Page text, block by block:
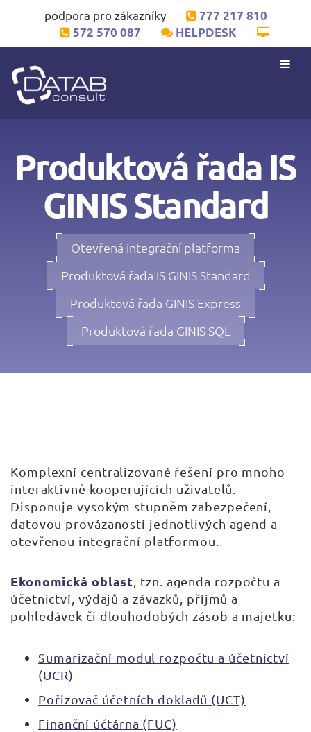
podpora pro zákazníky
777 217 810
572 570 087
HELPDESK
Produktová řada IS
GINIS Standard
Otevřená integrační platforma
Produktová řada IS GINIS Standard
Produktová řada GINIS Express
Produktová řada GINIS SQL
Komplexní centralizované řešení pro mnoho
interaktivně kooperujících uživatelů.
Disponuje vysokým stupněm zabezpečení,
datovou provázaností jednotlivých agend a
otevřenou integrační platformou.
Ekonomická oblast , tzn. agenda rozpočtu a
účetnictví, výdajů a závazků, příjmů a
pohledávek či dlouhodobých zásob a majetku:
Sumarizační modul rozpočtu a účetnictví
(UCR)
Pořizovač účetních dokladů (UCT)
Finanční účtárna (FUC)